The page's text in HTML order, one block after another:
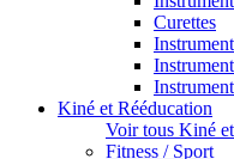
Curettes
Kiné et Rééducation
Voir tous Kiné
Fitness / Sport